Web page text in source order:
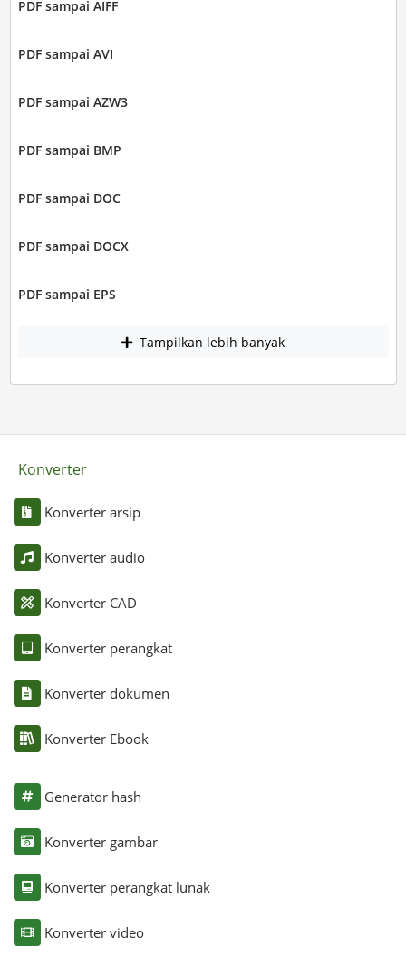
PDF sampai AIFF
PDF sampai AVI
PDF sampai AZW3
PDF sampai BMP
PDF sampai DOC
PDF sampai DOCX
PDF sampai EPS
Tampilkan lebih banyak
Konverter
Konverter arsip
Konverter audio
Konverter CAD
Konverter perangkat
Konverter dokumen
Konverter Ebook
Generator hash
Konverter gambar
Konverter perangkat lunak
Konverter video